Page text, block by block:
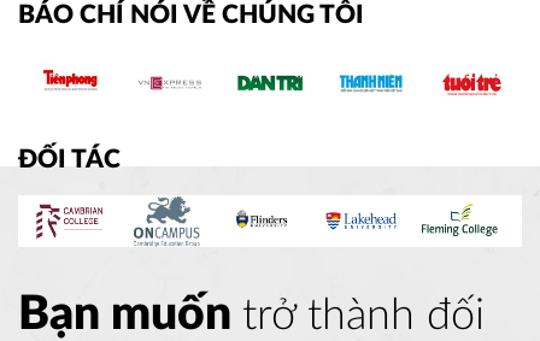
BÁO CHÍ NÓI VỀ CHÚNG TÔI
ĐỐI TÁC
Bạn muốn trở thành đối